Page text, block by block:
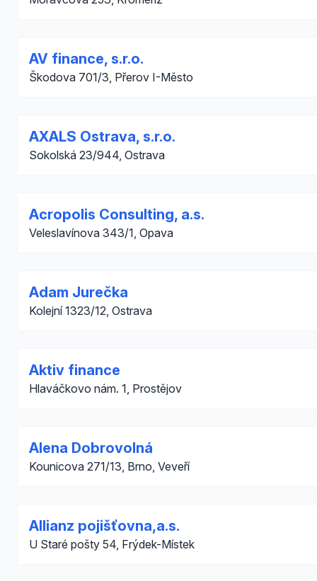
AV finance, s.r.o.
Škodova 701/3, Přerov I-Město
AXALS Ostrava, s.r.o.
Sokolská 23/944, Ostrava
Acropolis Consulting, a.s.
Veleslavínova 343/1, Opava
Adam Jurečka
Kolejní 1323/12, Ostrava
Aktiv finance
Hlaváčkovo nám. 1, Prostějov
Alena Dobrovolná
Kounicova 271/13, Brno, Veveří
Allianz pojišťovna,a.s.
U Staré pošty 54, Frýdek-Místek